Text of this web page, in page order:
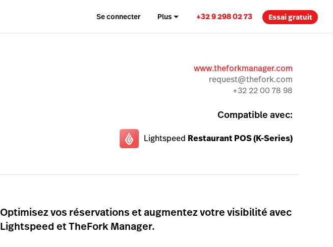
Se connecter Plus +32 9 298 02 73 Essai gratuit
www.theforkmanager.com
request@thefork.com
+32 22 00 78 98
Compatible avec:
Lightspeed Restaurant POS (K-Series)
Optimisez vos réservations et augmentez votre visibilité avec
Lightspeed et TheFork Manager.